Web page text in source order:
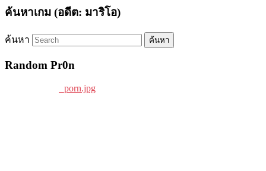
ค้นหาเกม (อดีต: มาริโอ)
ค้นหา
Random Pr0n